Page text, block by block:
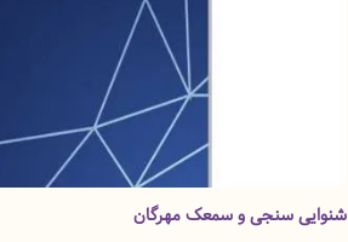
شنوایی سنجی و سمعک مهرگان